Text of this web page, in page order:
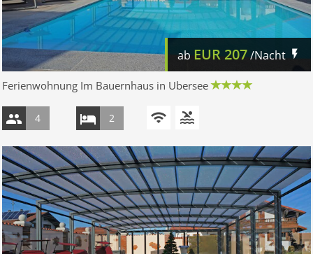
ab EUR207/Nacht
Ferienwohnung Im Bauernhaus in Ubersee
4 2